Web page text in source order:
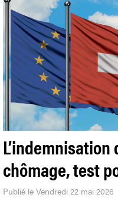
chômage, test
Publié le Vendredi 22 mai 2026